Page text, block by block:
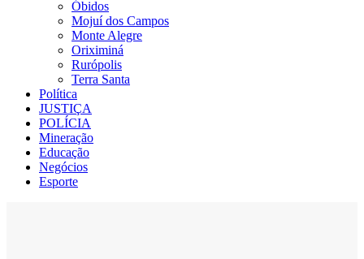
Óbidos
Mojuí dos Campos
Monte Alegre
Oriximiná
Rurópolis
Terra Santa
Política
JUSTIÇA
POLÍCIA
Mineração
Educação
Negócios
Esporte